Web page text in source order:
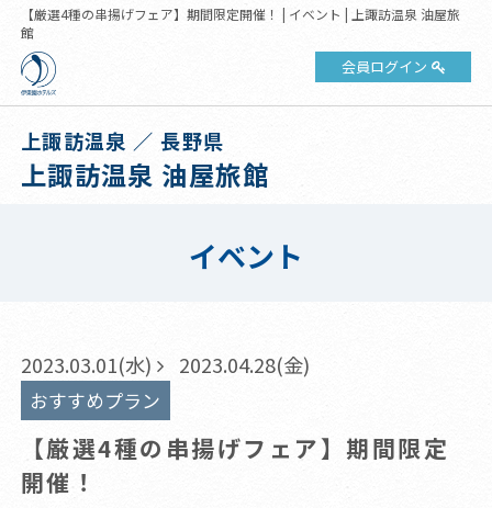
【厳選4種の串揚げフェア】期間限定開催！ | イベント | 上諏訪温泉 油屋旅
館
会員ログイン
上諏訪温泉 ／ 長野県
上諏訪温泉 油屋旅館
イベント
2023.03.01(水) 2023.04.28(金)
おすすめプラン
【厳選4種の串揚げフェア】期間限定
開催！